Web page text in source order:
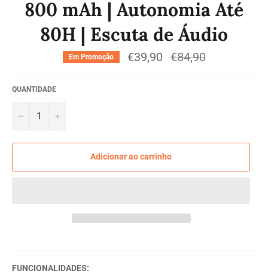
800 mAh | Autonomia Até
80H | Escuta de Áudio
Em Promoção €39,90
Preço
normal
€84,90
QUANTIDADE
− +
Adicionar ao carrinho
FUNCIONALIDADES: